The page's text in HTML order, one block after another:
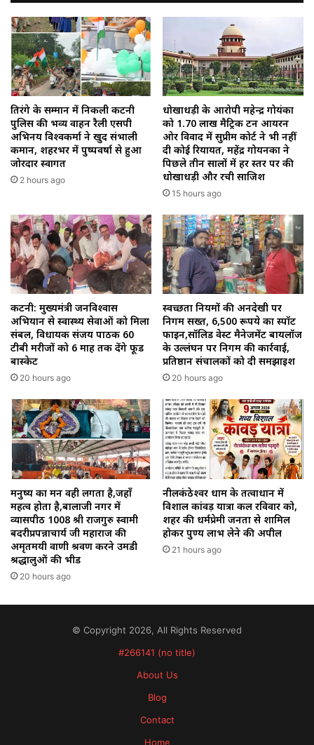
तिरंगे के सम्मान में निकली कटनी
पुलिस की भव्य वाहन रैली एसपी
अभिनय विश्वकर्मा ने खुद संभाली
कमान, शहरभर में पुष्पवर्षा से हुआ
जोरदार स्वागत
2 hours ago
धोखाधड़ी के आरोपी महेन्द्र गोयंका
को 1.70 लाख मैट्रिक टन आयरन
ओर विवाद में सुप्रीम कोर्ट ने भी नहीं
दी कोई रियायत, महेंद्र गोयनका ने
पिछले तीन सालों में हर स्तर पर की
धोखाधड़ी और रची साजिश
15 hours ago
कटनी: मुख्यमंत्री जनविश्वास
अभियान से स्वास्थ्य सेवाओं को मिला
संबल, विधायक संजय पाठक 60
टीबी मरीजों को 6 माह तक देंगे फूड
बास्केट
20 hours ago
स्वच्छता नियमों की अनदेखी पर
निगम सख्त, 6,500 रूपये का स्पॉट
फाइन,सॉलिड वेस्ट मैनेजमेंट बायलॉज
के उल्लंघन पर निगम की कार्रवाई,
प्रतिष्ठान संचालकों को दी समझाइश
20 hours ago
मनुष्य का मन वही लगता है,जहाँ
महत्व होता है,बालाजी नगर में
व्यासपीठ 1008 श्री राजगुरु स्वामी
बदरीप्रपन्नाचार्य जी महाराज की
अमृतमयी वाणी श्रवण करने उमडी
श्रद्धालुओं की भीड
20 hours ago
नीलकंठेश्वर धाम के तत्वाधान में
विशाल कांवड़ यात्रा कल रविवार को,
शहर की धर्मप्रेमी जनता से शामिल
होकर पुण्य लाभ लेने की अपील
21 hours ago
© Copyright 2026, All Rights Reserved
#266141 (no title)
About Us
Blog
Contact
Home